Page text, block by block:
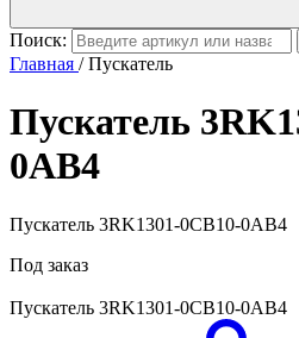
Поиск:
Главная /Пускатель
Пускатель
0AB4
Пускатель 3RK1301-0CB10-0AB4
Под заказ
Пускатель 3RK1301-0CB10-0AB4